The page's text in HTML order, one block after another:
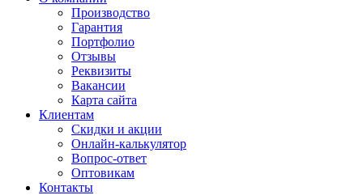
Производство
Гарантия
Портфолио
Отзывы
Реквизиты
Вакансии
Карта сайта
Клиентам
Скидки и акции
Онлайн-калькулятор
Вопрос-ответ
Оптовикам
Контакты